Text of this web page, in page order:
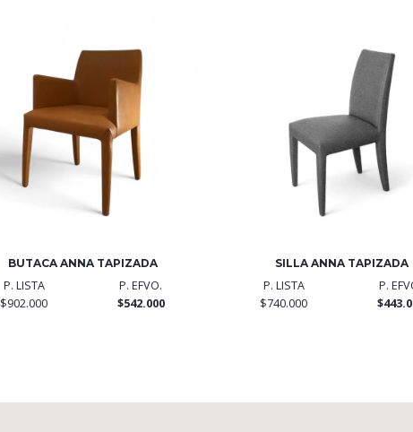
BUTACA ANNA TAPIZADA
P. LISTA
$902.000
P. EFVO.
$542.000
SILLA ANNA TAPIZADA
P. LISTA
$740.000
P.